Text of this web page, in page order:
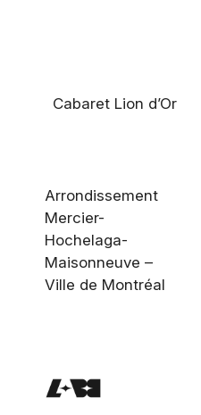
Cabaret Lion d’Or
Arrondissement
Mercier-
Hochelaga-
Maisonneuve –
Ville de Montréal